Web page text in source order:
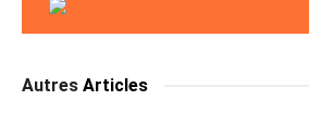
Autres Articles